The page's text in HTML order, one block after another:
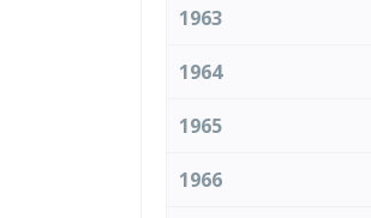
1963
1964
1965
1966